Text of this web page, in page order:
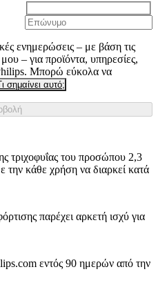
ενημερώσεις – με βάση τις
– για προϊόντα, υπηρεσίες,
Μπορώ εύκολα να
σημαίνει αυτό;
τριχοφυΐας του προσώπου 2,3
την κάθε χρήση να διαρκεί κατά
παρέχει αρκετή ισχύ για
εντός 90 ημερών από την